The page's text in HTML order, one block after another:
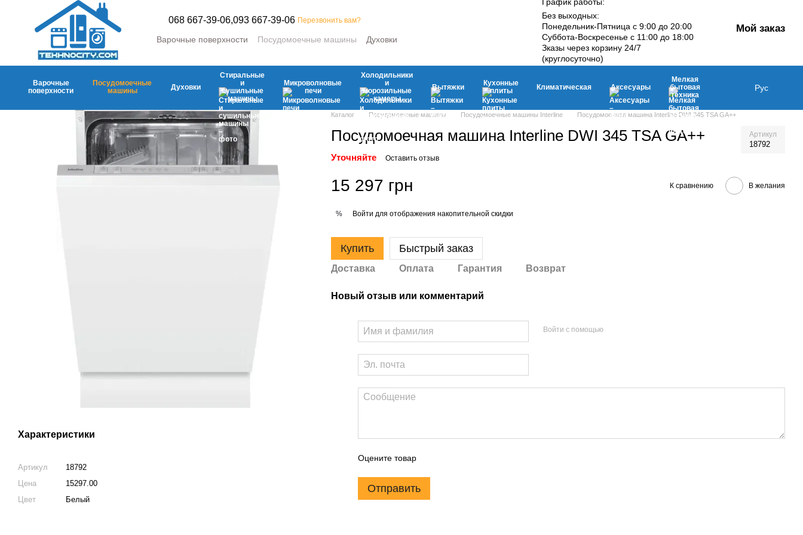
Перейти к основному контенту
068 667-39-06,093 667-39-06 Перезвонить вам?
Варочные поверхности Посудомоечные машины
Духовки
Холодильники и морозильные камеры
Вытяжки Кухонные плиты
Климатическая
Мелкая бытовая техника
Без выходных:
Понедельник-Пятница с 9:00 до 20:00
Суббота-Воскресенье с 11:00 до 18:00
Зказы через корзину 24/7
(круглосуточно)
Мой заказ
Варочные
поверхности
Посудомоечные
машины
Духовки
Стиральные
и
сушильные
машины
Микроволновые
печи
Холодильники
и
морозильные
камеры
Вытяжки
Кухонные
плиты
Климатическая Аксесуары
Мелкая
бытовая
техника
Рус
Характеристики
Артикул
18792
Цена
15297.00
Цвет
Белый
Каталог Посудомоечные машины Посудомоечные машины Interline Посудомоечная машина Interline DWI 345 TSA GA++
Посудомоечная машина Interline DWI 345 TSA GA++ Артикул
18792
Уточняйте Оставить отзыв
15 297 грн К сравнению В желания
% Войти для отображения накопительной скидки
Купить Быстрый заказ
Доставка Оплата Гарантия Возврат
Новый отзыв или комментарий
Войти с помощью
Оцените товар
Отправить